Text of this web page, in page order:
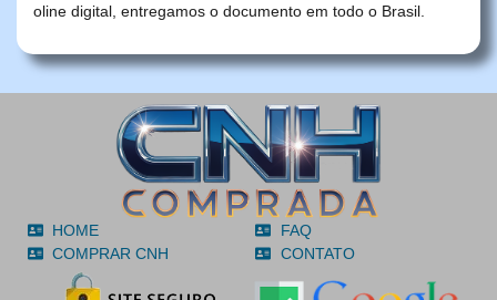
oline digital, entregamos o documento em todo o Brasil.
HOME
COMPRAR CNH
FAQ
CONTATO